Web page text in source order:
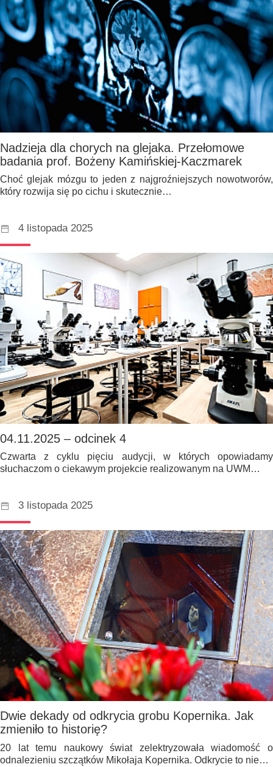
Nadzieja dla chorych na glejaka. Przełomowe
badania prof. Bożeny Kamińskiej-Kaczmarek
Choć glejak mózgu to jeden z najgroźniejszych nowotworów,
który rozwija się po cichu i skutecznie…
4 listopada 2025
04.11.2025 – odcinek 4
Czwarta z cyklu pięciu audycji, w których opowiadamy
słuchaczom o ciekawym projekcie realizowanym na UWM…
3 listopada 2025
Dwie dekady od odkrycia grobu Kopernika. Jak
zmieniło to historię?
20 lat temu naukowy świat zelektryzowała wiadomość o
odnalezieniu szczątków Mikołaja Kopernika. Odkrycie to nie…